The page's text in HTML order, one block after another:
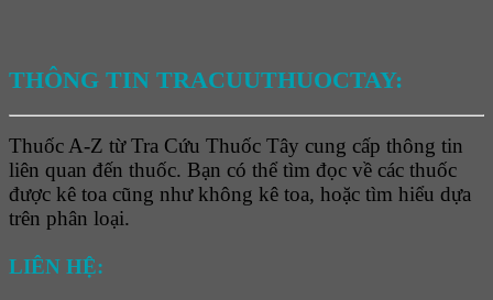
THÔNG TIN TRACUUTHUOCTAY:
Thuốc A-Z từ Tra Cứu Thuốc Tây cung cấp thông tin
liên quan đến thuốc. Bạn có thể tìm đọc về các thuốc
được kê toa cũng như không kê toa, hoặc tìm hiểu dựa
trên phân loại.
LIÊN HỆ: